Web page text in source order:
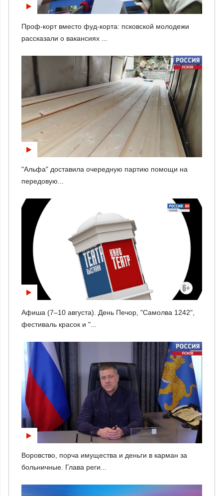
Проф-корт вместо фуд-корта: псковской молодежи
рассказали о вакансиях ...
"Альфа" доставила очередную партию помощи на
передовую...
Афиша (7–10 августа). День Печор, "Самолва 1242",
фестиваль красок и "...
Воровство, порча имущества и деньги в карман за
больничные. Глава реги...